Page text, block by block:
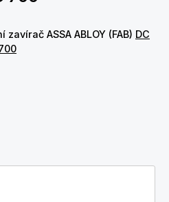
ASSA ABLOY (FAB) DC